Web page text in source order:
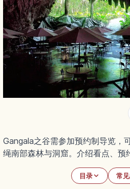
Gangala之谷需参加预约制导览，
绳南部森林与洞窟。介绍看点、预
目录 常